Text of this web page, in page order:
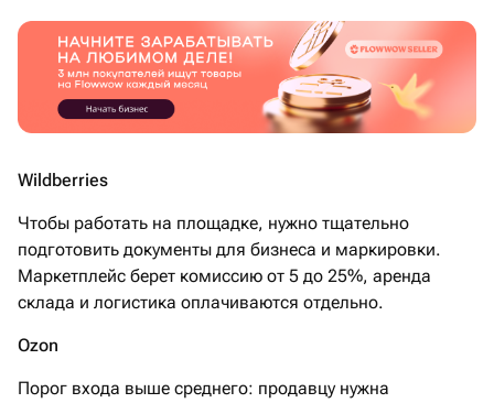
Wildberries
Чтобы работать на площадке, нужно тщательно
подготовить документы для бизнеса и маркировки.
Маркетплейс берет комиссию от 5 до 25%, аренда
склада и логистика оплачиваются отдельно.
Ozon
Порог входа выше среднего: продавцу нужна